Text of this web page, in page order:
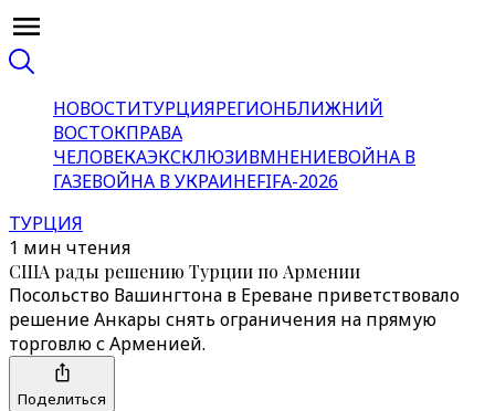
НОВОСТИТУРЦИЯРЕГИОНБЛИЖНИЙ
ВОСТОКПРАВА
ЧЕЛОВЕКАЭКСКЛЮЗИВМНЕНИЕВОЙНА В
ГАЗЕВОЙНА В УКРАИНЕFIFA-2026
ТУРЦИЯ
1 мин чтения
США рады решению Турции по Армении
Посольство Вашингтона в Ереване приветствовало
решение Анкары снять ограничения на прямую
торговлю с Арменией.
Поделиться